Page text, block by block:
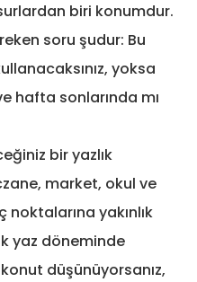
biri konumdur.
soru şudur: Bu
yoksa
hafta sonlarında mı
bir yazlık
market, okul ve
yakınlık
yaz döneminde
düşünüyorsanız,